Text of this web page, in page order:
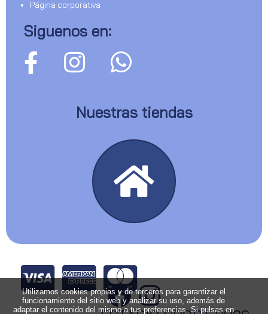
Página corporativa
Siguenos en:
Nuestras tiendas
Utilizamos cookies propias y de terceros para garantizar el
funcionamiento del sitio web y analizar su uso, además de
adaptar el contenido del mismo a tus preferencias. Si pulsas en